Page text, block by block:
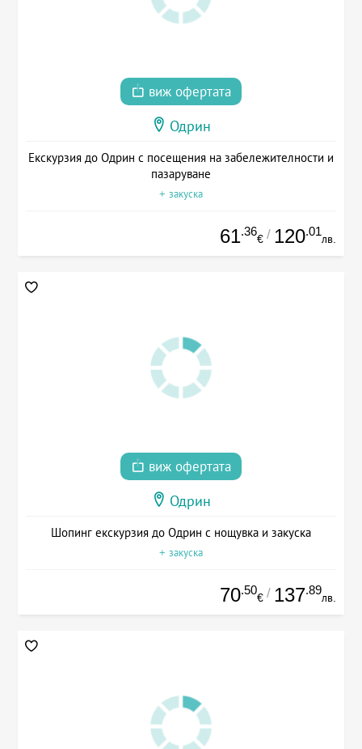
виж офертата
Одрин
Екскурзия до Одрин с посещения на забележителности и
пазаруване
+ закуска
61.36
€ / 120.01
лв.
виж офертата
Одрин
Шопинг екскурзия до Одрин с нощувка и закуска
+ закуска
70.50
€ / 137.89
лв.